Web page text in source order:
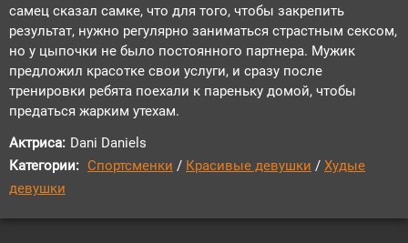
самец сказал самке, что для того, чтобы закрепить
результат, нужно регулярно заниматься страстным сексом,
но у цыпочки не было постоянного партнера. Мужик
предложил красотке свои услуги, и сразу после
тренировки ребята поехали к пареньку домой, чтобы
предаться жарким утехам.
Актриса: Dani Daniels
Категории: Спортсменки / Красивые девушки / Худые
девушки